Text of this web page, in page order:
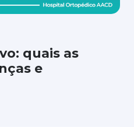
quais as
e